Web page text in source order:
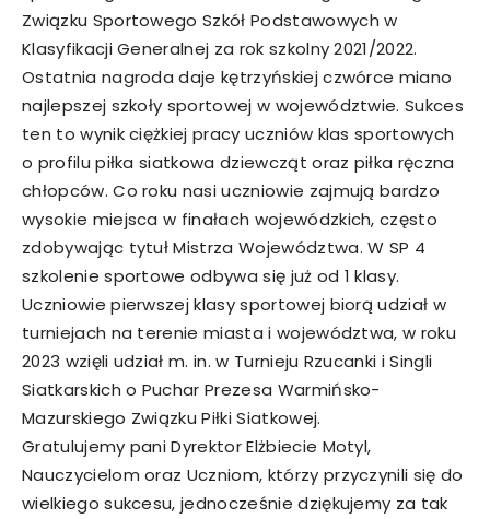
Związku Sportowego Szkół Podstawowych w
Klasyfikacji Generalnej za rok szkolny 2021/2022.
Ostatnia nagroda daje kętrzyńskiej czwórce miano
najlepszej szkoły sportowej w województwie. Sukces
ten to wynik ciężkiej pracy uczniów klas sportowych
o profilu piłka siatkowa dziewcząt oraz piłka ręczna
chłopców. Co roku nasi uczniowie zajmują bardzo
wysokie miejsca w finałach wojewódzkich, często
zdobywając tytuł Mistrza Województwa. W SP 4
szkolenie sportowe odbywa się już od 1 klasy.
Uczniowie pierwszej klasy sportowej biorą udział w
turniejach na terenie miasta i województwa, w roku
2023 wzięli udział m. in. w Turnieju Rzucanki i Singli
Siatkarskich o Puchar Prezesa Warmińsko-
Mazurskiego Związku Piłki Siatkowej.
Gratulujemy pani Dyrektor Elżbiecie Motyl,
Nauczycielom oraz Uczniom, którzy przyczynili się do
wielkiego sukcesu, jednocześnie dziękujemy za tak